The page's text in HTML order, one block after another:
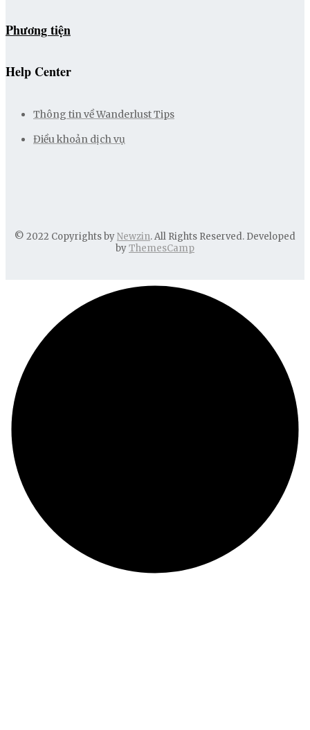
Phương tiện
Help Center
Thông tin về Wanderlust Tips
Điều khoản dịch vụ
© 2022 Copyrights byNewzin. All Rights Reserved. Developed
byThemesCamp